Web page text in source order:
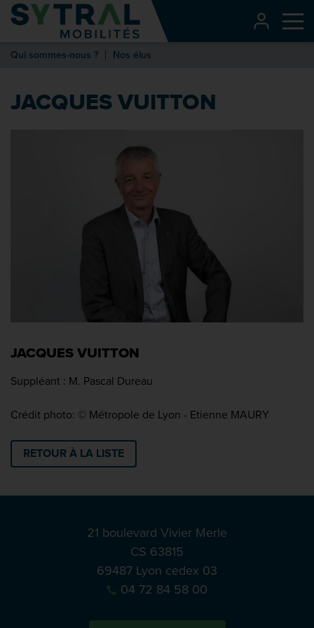
Contenu
Entête de page
Pied de page
Qui sommes-nous ? Nos élus
JACQUES VUITTON
JACQUES VUITTON
Suppléant : M. Pascal Dureau
Crédit photo: © Métropole de Lyon - Etienne MAURY
RETOUR À LA LISTE
21 boulevard Vivier Merle
CS 63815
69487 Lyon cedex 03
04 72 84 58 00